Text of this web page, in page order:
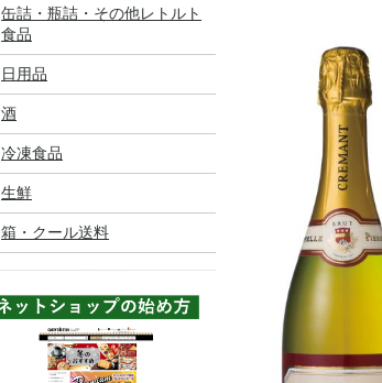
缶詰・瓶詰・その他レトルト
食品
日用品
酒
冷凍食品
生鮮
箱・クール送料